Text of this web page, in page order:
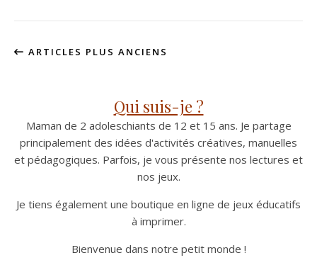
ARTICLES PLUS ANCIENS
Qui suis-je ?
Maman de 2 adoleschiants de 12 et 15 ans. Je partage
principalement des idées d'activités créatives, manuelles
et pédagogiques. Parfois, je vous présente nos lectures et
nos jeux.
Je tiens également une boutique en ligne de jeux éducatifs
à imprimer.
Bienvenue dans notre petit monde !